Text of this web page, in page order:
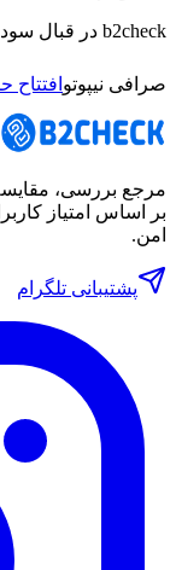
b2check در قبال سود یا زیان کاربران هیچ مسئولیتی نمی‌پذیرد.
صرافی نیپوتو
مرجع بررسی،
بر اساس امتیاز
امن.
پشتیبانی تلگرام